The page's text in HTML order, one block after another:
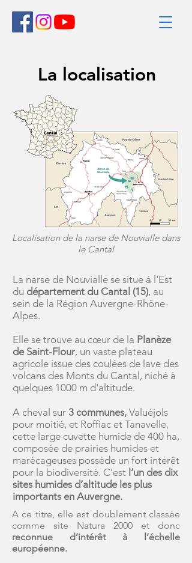
La localisation
Localisation de la narse de Nouvialle dans
le Cantal
La narse de Nouvialle se situe à l'Est
du département du Cantal (15), au
sein de la Région Auvergne-Rhône-
Alpes.
Elle se trouve au cœur de la Planèze
de Saint-Flour, un vaste plateau
agricole issue des coulées de lave des
volcans des Monts du Cantal, niché à
quelques 1000 m d'altitude.
A cheval sur 3 communes, Valuéjols
pour moitié, et Roffiac et Tanavelle,
cette large cuvette humide de 400 ha,
composée de prairies humides et
marécageuses possède un fort intérêt
pour la biodiversité. C’est l’un des dix
sites humides d’altitude les plus
importants en Auvergne.
A ce titre, elle est doublement classée
comme site Natura 2000 et donc
reconnue d’intérêt à l’échelle
européenne.